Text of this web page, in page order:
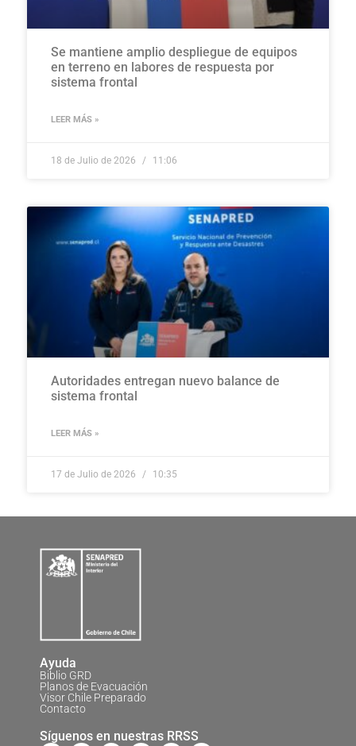
Se mantiene amplio despliegue de equipos
en terreno en labores de respuesta por
sistema frontal
LEER MÁS »
18 de Julio de 2026 11:06
Autoridades entregan nuevo balance de
sistema frontal
LEER MÁS »
17 de Julio de 2026 10:35
Ayuda
Biblio GRD
Planos de Evacuación
Visor Chile Preparado
Contacto
Síguenos en nuestras RRSS